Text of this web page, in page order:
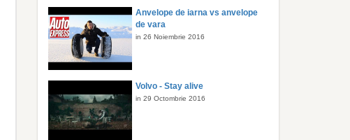
Anvelope de iarna vs anvelope
de vara
in 26 Noiembrie 2016
Volvo - Stay alive
in 29 Octombrie 2016